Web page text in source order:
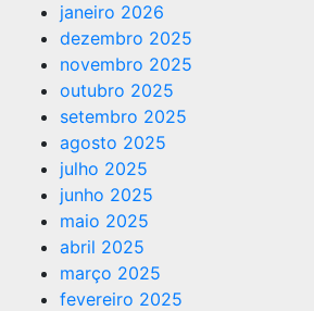
janeiro 2026
dezembro 2025
novembro 2025
outubro 2025
setembro 2025
agosto 2025
julho 2025
junho 2025
maio 2025
abril 2025
março 2025
fevereiro 2025